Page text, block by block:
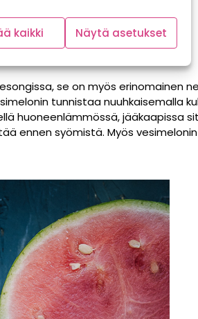
kaikki Näytä asetukset
se on myös erinomainen
tunnistaa nuuhkaisemalla
huoneenlämmössä, jääkaapissa
ennen syömistä. Myös